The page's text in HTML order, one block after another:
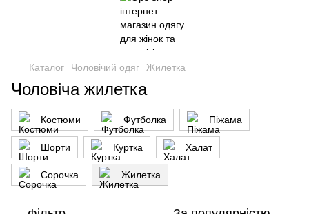
Каталог Чоловічий одяг Жилетка
Чоловіча жилетка
Костюми Футболка Піжама
Шорти Куртка Халат
Сорочка Жилетка